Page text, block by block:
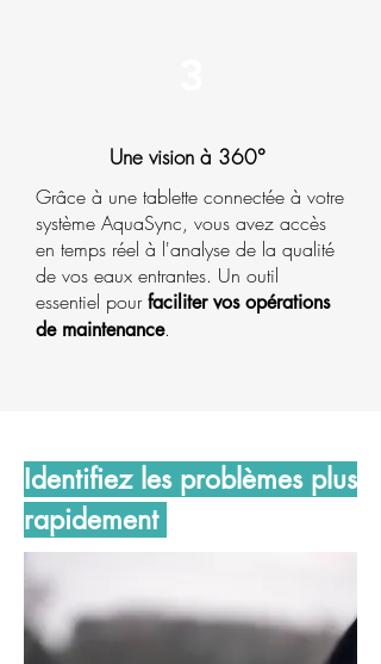
Une vision à 360°
Grâce à une tablette connectée à votre
système AquaSync, vous avez accès
en temps réel à l'analyse de la qualité
de vos eaux entrantes. Un outil
essentiel pourfaciliter vos opérations
de maintenance.
Identifiez les problèmes plus
rapidement